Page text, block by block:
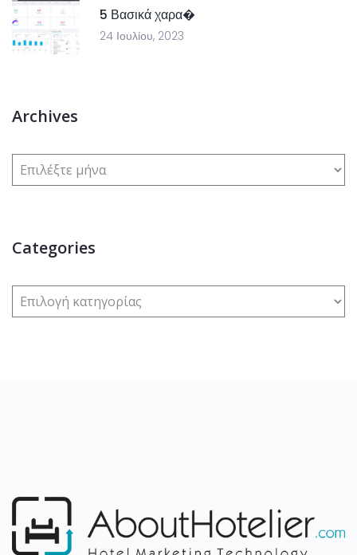
5 Βασικά χαρα�
24 Ιουλίου, 2023
Archives
Categories